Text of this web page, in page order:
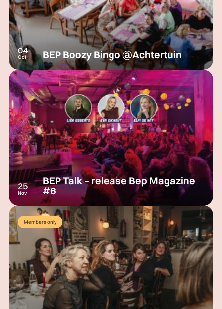
04
Oct BEP Boozy Bingo @Achtertuin
25
Nov
BEP Talk – release Bep Magazine
#6
Members only